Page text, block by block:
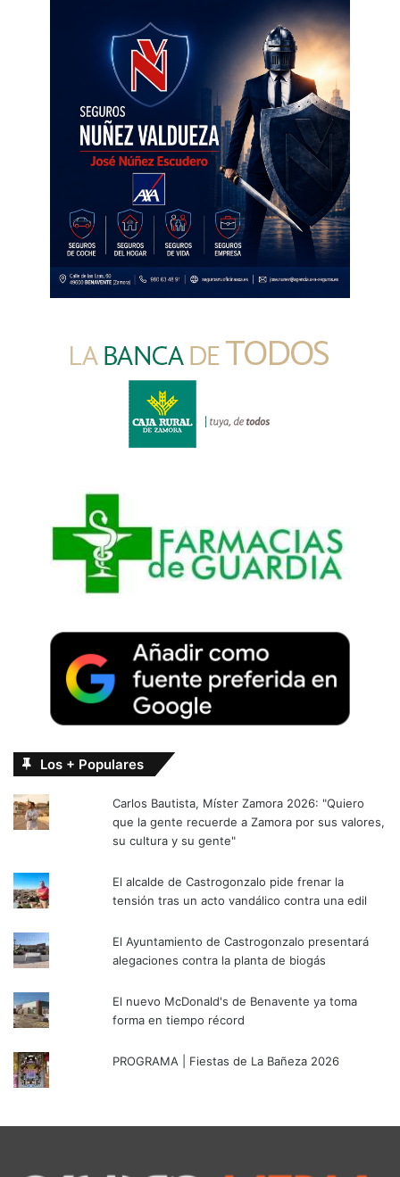
Los + Populares
Carlos Bautista, Míster Zamora 2026: "Quiero
que la gente recuerde a Zamora por sus valores,
su cultura y su gente"
El alcalde de Castrogonzalo pide frenar la
tensión tras un acto vandálico contra una edil
El Ayuntamiento de Castrogonzalo presentará
alegaciones contra la planta de biogás
El nuevo McDonald's de Benavente ya toma
forma en tiempo récord
PROGRAMA | Fiestas de La Bañeza 2026